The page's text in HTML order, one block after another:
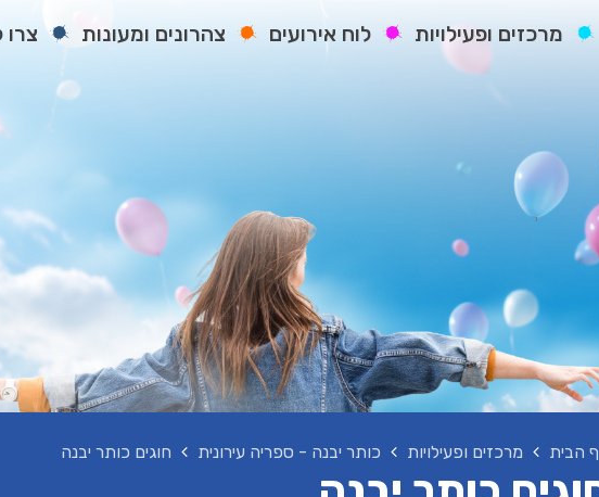
מרכזים ופעילויות לוח אירועים צהרונים ומעונות
הבית מרכזים ופעילויות כותר יבנה - ספריה עירונית חוגים כותר יבנה